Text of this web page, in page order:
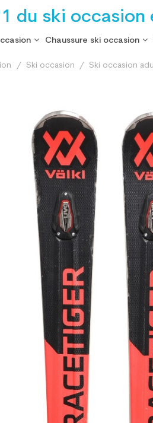
du ski occasion
Chaussure ski occasion
Ski occasion Ski occasion